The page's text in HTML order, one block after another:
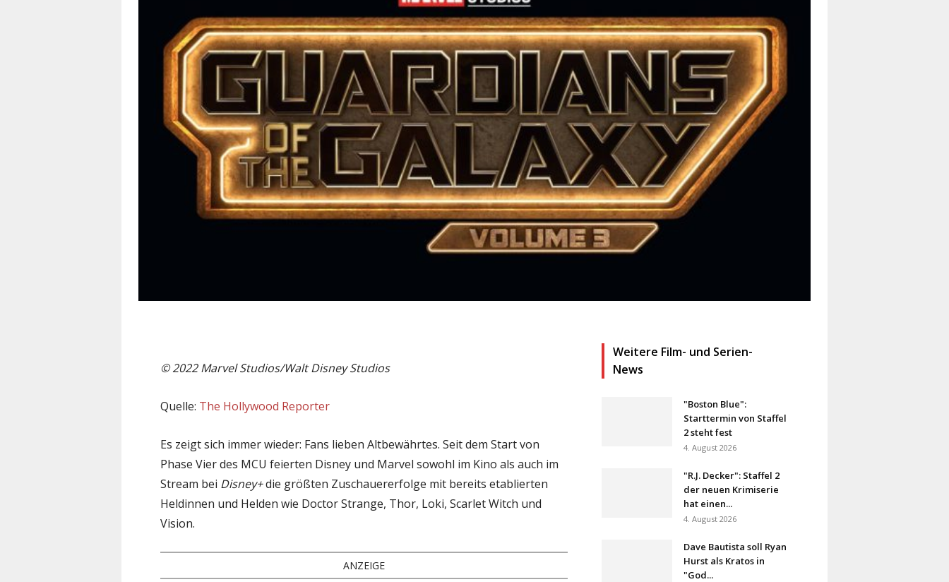
© 2022 Marvel Studios/Walt Disney Studios
Quelle: The Hollywood Reporter
Es zeigt sich immer wieder: Fans lieben Altbewährtes. Seit dem Start von
Phase Vier des MCU feierten Disney und Marvel sowohl im Kino als auch im
Stream bei Disney+die größten Zuschauererfolge mit bereits etablierten
Heldinnen und Helden wie Doctor Strange, Thor, Loki, Scarlet Witch und
Vision.
ANZEIGE
Weitere Film- und Serien-
News
"Boston Blue":
Starttermin von Staffel
2 steht fest
4. August 2026
"R.J. Decker": Staffel 2
der neuen Krimiserie
hat einen...
4. August 2026
Dave Bautista soll Ryan
Hurst als Kratos in
"God...